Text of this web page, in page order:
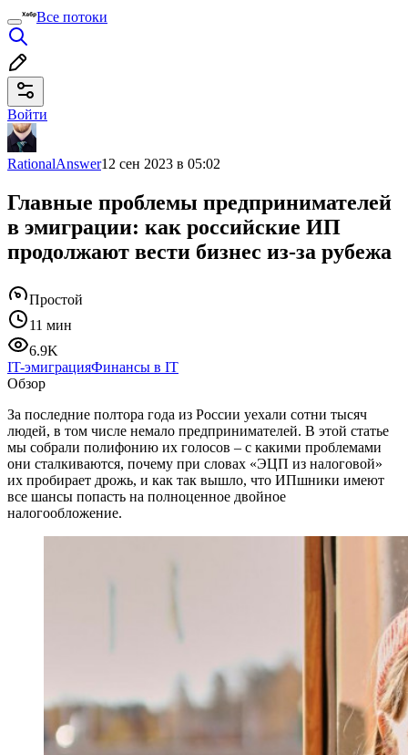
Все потоки
Войти
RationalAnswer12 сен 2023 в 05:02
Главные проблемы предпринимателей
в эмиграции: как российские ИП
продолжают вести бизнес из-за рубежа
Простой
11 мин
6.9K
IT-эмиграцияФинансы в IT
Обзор
За последние полтора года из России уехали сотни тысяч
людей, в том числе немало предпринимателей. В этой статье
мы собрали полифонию их голосов – с какими проблемами
они сталкиваются, почему при словах «ЭЦП из налоговой»
их пробирает дрожь, и как так вышло, что ИПшники имеют
все шансы попасть на полноценное двойное
налогообложение.